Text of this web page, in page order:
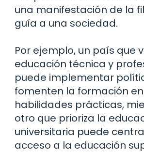
una manifestación de la
guía a una sociedad.
Por ejemplo, un país que
educación técnica y
puede implementar
fomenten la formación en
habilidades prácticas,
otro que prioriza la
universitaria puede
acceso a la educación